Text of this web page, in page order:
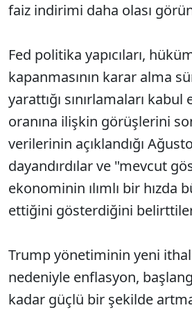
faiz indirimi daha olası
Fed politika yapıcıları,
kapanmasının karar alma
yarattığı sınırlamaları
oranına ilişkin görüşlerini
verilerinin açıklandığı
dayandırdılar ve "mevcut
ekonominin ılımlı bir hızda
ettiğini gösterdiğini
Trump yönetiminin yeni
nedeniyle enflasyon,
kadar güçlü bir şekilde